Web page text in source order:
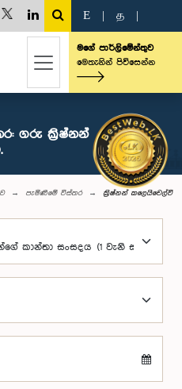
E த
මගේ පාර්ලිමේන්තුව
මෙතැනින් පිවිසෙන්න
ගරු ක්‍රිෂ්නන්
පැමිණීමේ විස්තර ක්‍රිෂ්නන් කලෙයිචෙල්වි